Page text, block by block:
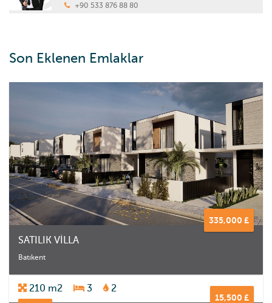
+90 533 876 88 80
Son Eklenen Emlaklar
335,000 £
SATILIK VİLLA
Batıkent
210 m2 3 2
15,500 £